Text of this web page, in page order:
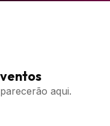
aqui.